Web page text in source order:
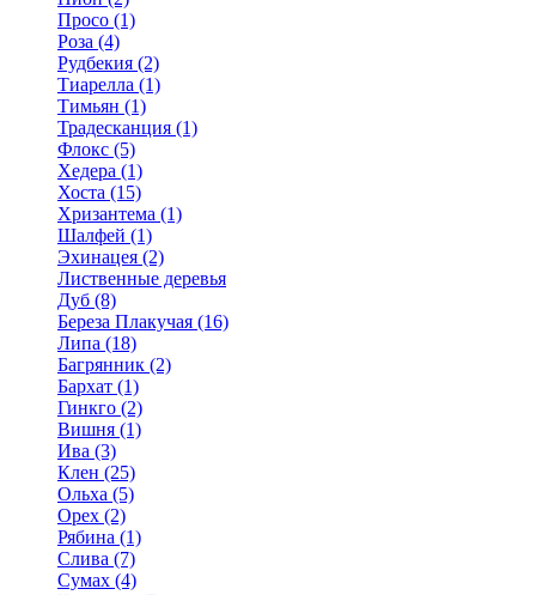
Просо (1)
Роза (4)
Рудбекия (2)
Тиарелла (1)
Тимьян (1)
Традесканция (1)
Флокс (5)
Хедера (1)
Хоста (15)
Хризантема (1)
Шалфей (1)
Эхинацея (2)
Лиственные деревья
Дуб (8)
Береза Плакучая (16)
Липа (18)
Багрянник (2)
Бархат (1)
Гинкго (2)
Вишня (1)
Ива (3)
Клен (25)
Ольха (5)
Орех (2)
Рябина (1)
Слива (7)
Сумах (4)